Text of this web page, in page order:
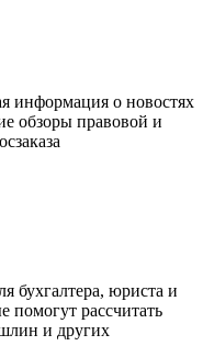
информация о новостях
обзоры правовой и
бухгалтера, юриста и
помогут рассчитать
и других